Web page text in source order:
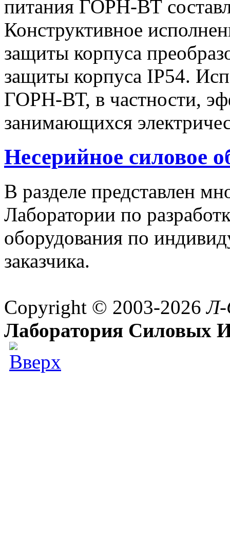
питания ГОРН-ВТ
Конструктивное
защиты корпуса
защиты корпуса IP54.
ГОРН-ВТ, в частности,
занимающихся
Несерийное силовое
В разделе представлен
Лаборатории по
оборудования по
заказчика.
Copyright © 2003-2026
Лаборатория Силовых